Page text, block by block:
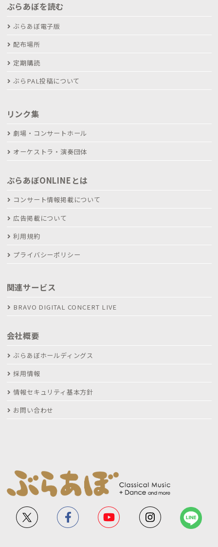
ぶらあぼを読む
ぶらあぼ電子版
配布場所
定期購読
ぶらPAL投稿について
リンク集
劇場・コンサートホール
オーケストラ・演奏団体
ぶらあぼONLINEとは
コンサート情報掲載について
広告掲載について
利用規約
プライバシーポリシー
関連サービス
BRAVO DIGITAL CONCERT LIVE
会社概要
ぶらあぼホールディングス
採用情報
情報セキュリティ基本方針
お問い合わせ